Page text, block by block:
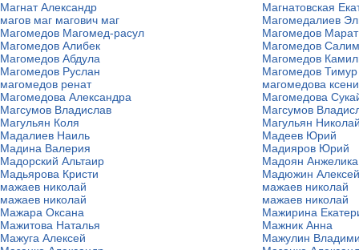
Магнат Александр
Магнатовская
магов маг магович маг
Магомедалиев
Магомедов Магомед-расул
Магомедов Марат
Магомедов Алибек
Магомедов Салим
Магомедов Абдула
Магомедов
Магомедов Руслан
Магомедов Тимур
магомедов ренат
магомедова
Магомедова Александра
Магомедова
Магсумов Владислав
Магсумов
Магульян Коля
Магульян
Мадалиев Наиль
Мадеев Юрий
Мадина Валерия
Мадияров Юрий
Мадорский Альтаир
Мадоян Анжелика
Мадьярова Кристи
Мадюжин Алексей
мажаев николай
мажаев николай
мажаев николай
мажаев николай
Мажара Оксана
Мажирина
Мажитова Наталья
Мажник Анна
Мажуга Алексей
Мажулин